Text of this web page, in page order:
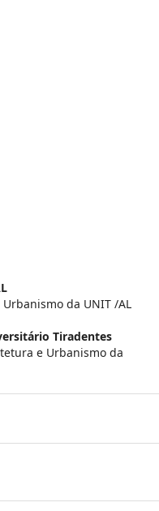
da UNIT /AL
Tiradentes
e Urbanismo da